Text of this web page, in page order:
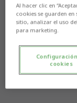
Al hacer clic en
cookies se guarden
sitio, analizar el uso
para marketing.
cookies